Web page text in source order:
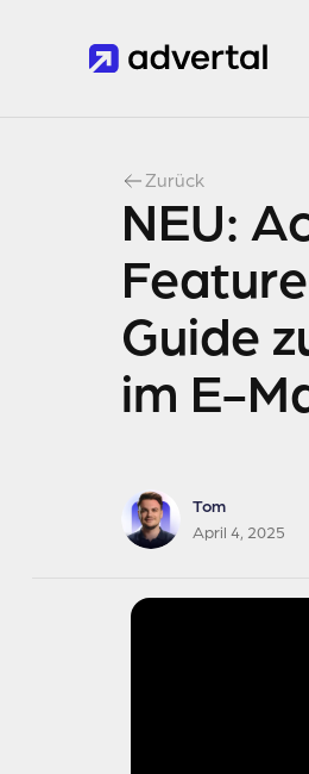
Zurück
NEU:
Guide
im E-
Tom
April 4, 2025